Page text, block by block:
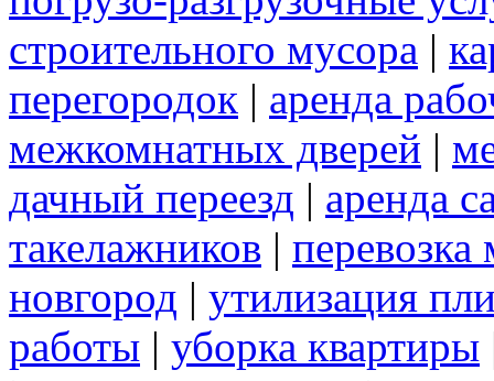
строительного мусора |
перегородок | аренда
межкомнатных дверей |
дачный переезд | аренда
такелажников |
новгород | утилизация
работы | уборка квартиры